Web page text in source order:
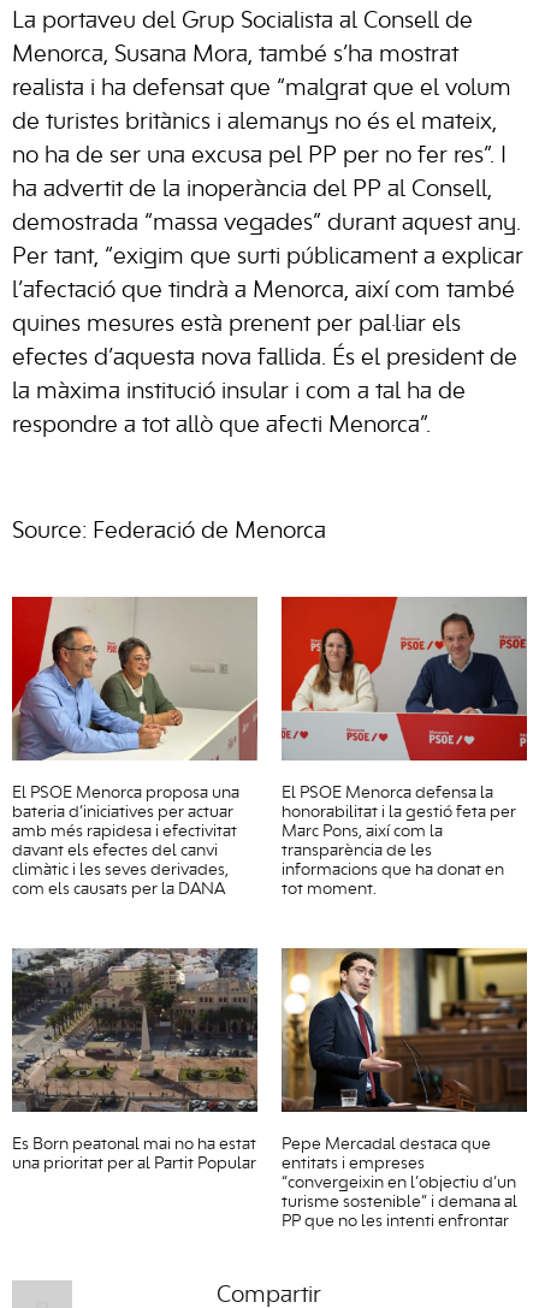
La portaveu del Grup Socialista al Consell de
Menorca, Susana Mora, també s’ha mostrat
realista i ha defensat que “malgrat que el volum
de turistes britànics i alemanys no és el mateix,
no ha de ser una excusa pel PP per no fer res”. I
ha advertit de la inoperància del PP al Consell,
demostrada “massa vegades” durant aquest any.
Per tant, “exigim que surti públicament a explicar
l’afectació que tindrà a Menorca, així com també
quines mesures està prenent per pal·liar els
efectes d’aquesta nova fallida. És el president de
la màxima institució insular i com a tal ha de
respondre a tot allò que afecti Menorca”.
Source: Federació de Menorca
El PSOE Menorca proposa una
bateria d’iniciatives per actuar
amb més rapidesa i efectivitat
davant els efectes del canvi
climàtic i les seves derivades,
com els causats per la DANA
El PSOE Menorca defensa la
honorabilitat i la gestió feta per
Marc Pons, així com la
transparència de les
informacions que ha donat en
tot moment.
Es Born peatonal mai no ha estat
una prioritat per al Partit Popular
Pepe Mercadal destaca que
entitats i empreses
“convergeixin en l’objectiu d’un
turisme sostenible” i demana al
PP que no les intenti enfrontar
Compartir